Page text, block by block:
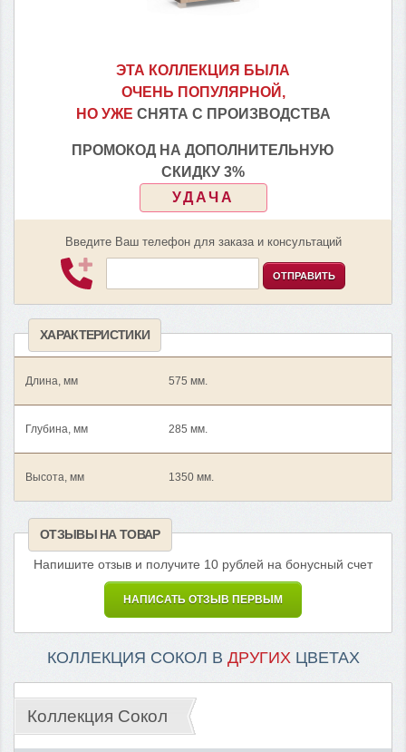
ЭТА КОЛЛЕКЦИЯ БЫЛА
ОЧЕНЬ ПОПУЛЯРНОЙ,
НО УЖЕ СНЯТА С ПРОИЗВОДСТВА
ПРОМОКОД НА ДОПОЛНИТЕЛЬНУЮ
СКИДКУ 3%
УДАЧА
Введите Ваш телефон для заказа и консультаций
ОТПРАВИТЬ
ХАРАКТЕРИСТИКИ
Длина, мм 575 мм.
Глубина, мм 285 мм.
Высота, мм 1350 мм.
ОТЗЫВЫ НА ТОВАР
Напишите отзыв и получите 10 рублей на бонусный счет
НАПИСАТЬ ОТЗЫВ ПЕРВЫМ
КОЛЛЕКЦИЯ СОКОЛ В ДРУГИХЦВЕТАХ
Коллекция Сокол